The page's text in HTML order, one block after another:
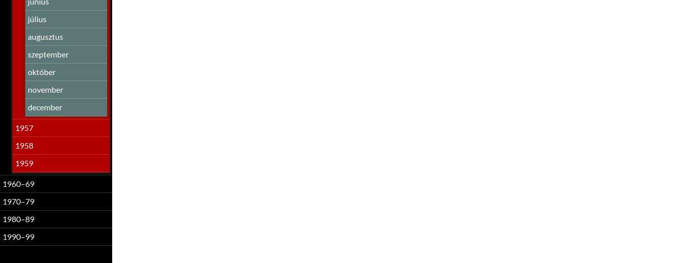
július
augusztus
szeptember
október
november
december
1957
1958
1959
1960–69
1970–79
1980–89
1990–99